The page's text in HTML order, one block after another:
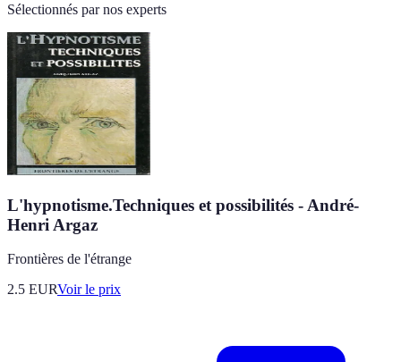
Sélectionnés par nos experts
L'hypnotisme.Techniques et possibilités - André-
Henri Argaz
Frontières de l'étrange
2.5 EURVoir le prix